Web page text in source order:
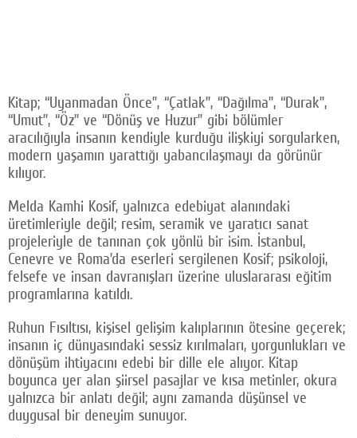
Kitap; “Uyanmadan Önce”, “Çatlak”, “Dağılma”, “Durak”,
“Umut”, “Öz” ve “Dönüş ve Huzur” gibi bölümler
aracılığıyla insanın kendiyle kurduğu ilişkiyi sorgularken,
modern yaşamın yarattığı yabancılaşmayı da görünür
kılıyor.
Melda Kamhi Kosif, yalnızca edebiyat alanındaki
üretimleriyle değil; resim, seramik ve yaratıcı sanat
projeleriyle de tanınan çok yönlü bir isim. İstanbul,
Cenevre ve Roma’da eserleri sergilenen Kosif; psikoloji,
felsefe ve insan davranışları üzerine uluslararası eğitim
programlarına katıldı.
Ruhun Fısıltısı, kişisel gelişim kalıplarının ötesine geçerek;
insanın iç dünyasındaki sessiz kırılmaları, yorgunlukları ve
dönüşüm ihtiyacını edebi bir dille ele alıyor. Kitap
boyunca yer alan şiirsel pasajlar ve kısa metinler, okura
yalnızca bir anlatı değil; aynı zamanda düşünsel ve
duygusal bir deneyim sunuyor.